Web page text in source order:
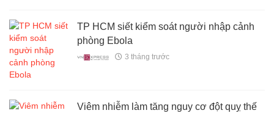
TP HCM siết kiểm soát người nhập cảnh
phòng Ebola
3 tháng trước
Viêm nhiễm làm tăng nguy cơ đột quỵ thế